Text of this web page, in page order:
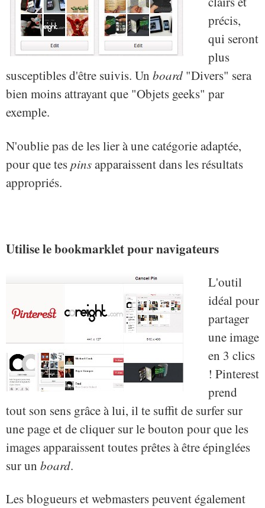
précis,
qui seront
plus
susceptibles d'être suivis. Un board "Divers" sera
bien moins attrayant que "Objets geeks" par
exemple.
N'oublie pas de les lier à une catégorie adaptée,
pour que tes pinsapparaissent dans les résultats
appropriés.
Utilise le bookmarklet pour navigateurs
L'outil
idéal pour
partager
une image
en 3 clics
! Pinterest
prend
tout son sens grâce à lui, il te suffit de surfer sur
une page et de cliquer sur le bouton pour que les
images apparaissent toutes prêtes à être épinglées
sur un board.
Les blogueurs et webmasters peuvent également